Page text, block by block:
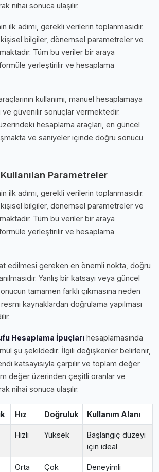
nihai sonuca ulaşılır.
ilk adımı, gerekli verilerin toplanmasıdır.
kişisel bilgiler, dönemsel parametreler ve
Tüm bu veriler bir araya
yerleştirilir ve hesaplama
kullanımı, manuel hesaplamaya
ve güvenilir sonuçlar vermektedir.
hesaplama araçları, en güncel
ve saniyeler içinde doğru sonucu
Parametreler
ilk adımı, gerekli verilerin toplanmasıdır.
kişisel bilgiler, dönemsel parametreler ve
Tüm bu veriler bir araya
yerleştirilir ve hesaplama
edilmesi gereken en önemli nokta, doğru
Yanlış bir katsayı veya güncel
tamamen farklı çıkmasına neden
kaynaklardan doğrulama yapılması
Hesaplama İpuçları hesaplamasında
şu şekildedir: İlgili değişkenler belirlenir,
katsayısıyla çarpılır ve toplam değer
değer üzerinden çeşitli oranlar ve
nihai sonuca ulaşılır.
Hız Doğruluk Kullanım Alanı
Hızlı Yüksek
Başlangıç düzeyi
için ideal
Orta
Çok
Deneyimli